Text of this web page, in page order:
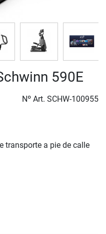
590E
Nº Art. SCHW-100955
transporte a pie de calle